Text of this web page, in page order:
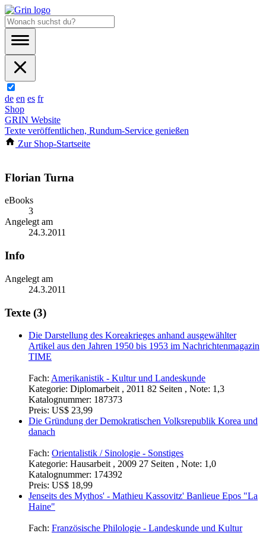
de en es fr
Shop
GRIN Website
Texte veröffentlichen, Rundum-Service genießen
Zur Shop-Startseite
Florian Turna
eBooks
3
Angelegt am
24.3.2011
Info
Angelegt am
24.3.2011
Texte (3)
Die Darstellung des Koreakrieges anhand ausgewählter
Artikel aus den Jahren 1950 bis 1953 im Nachrichtenmagazin
TIME
Fach: Amerikanistik - Kultur und Landeskunde
Kategorie: Diplomarbeit , 2011 82 Seiten , Note: 1,3
Katalognummer: 187373
Preis: US$ 23,99
Die Gründung der Demokratischen Volksrepublik Korea und
danach
Fach: Orientalistik / Sinologie - Sonstiges
Kategorie: Hausarbeit , 2009 27 Seiten , Note: 1,0
Katalognummer: 174392
Preis: US$ 18,99
Jenseits des Mythos' - Mathieu Kassovitz' Banlieue Epos "La
Haine"
Fach: Französische Philologie - Landeskunde und Kultur